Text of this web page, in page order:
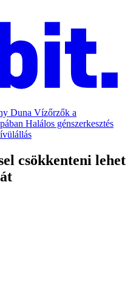
Duna Vízőrzők a
Halálos génszerkesztés
csökkenteni lehet